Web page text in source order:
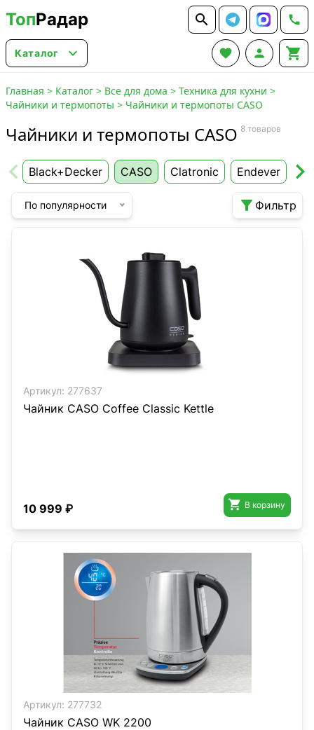
ТопРадар  
Каталог    
Главная > Каталог > Все для дома > Техника для кухни >
Чайники и термопоты > Чайники и термопоты CASO
Чайники и термопоты CASO 8 товаров
Black+Decker CASO Clatronic Endever
По популярности  Фильтр
Артикул: 277637
Чайник CASO Coffee Classic Kettle
10 999 ₽  В корзину
Артикул: 277732
Чайник CASO WK 2200